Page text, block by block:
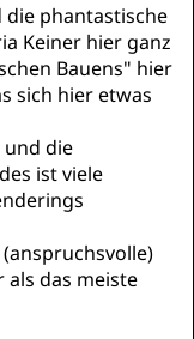
phantastische
Keiner hier ganz
Bauens" hier
sich hier etwas
die
ist viele
das meiste